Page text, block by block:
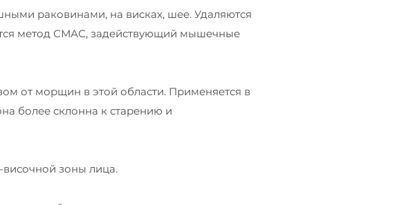
раковинами, на висках, шее. Удаляются
метод СМАС, задействующий мышечные
от морщин в этой области. Применяется в
более склонна к старению и
височной зоны лица.